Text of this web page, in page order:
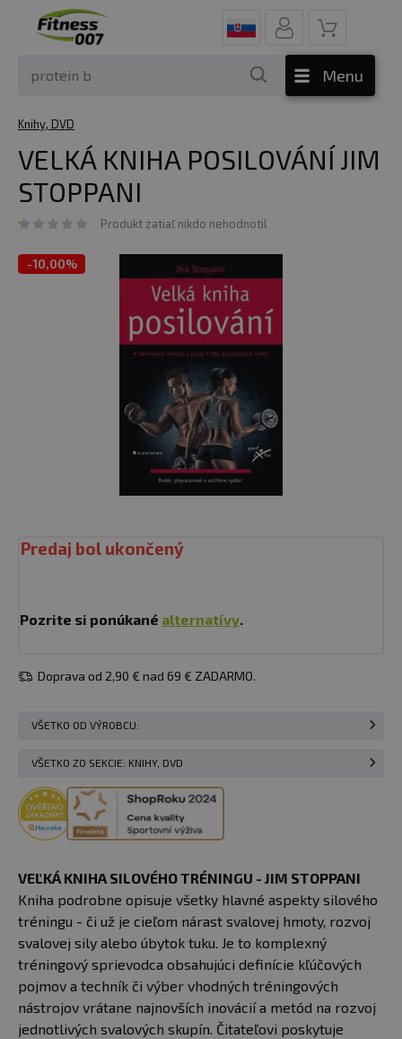
Menu
Knihy, DVD
VELKÁ KNIHA POSILOVÁNÍ JIM
STOPPANI
Produkt zatiaľ nikdo nehodnotil
-10,00%
Predaj bol ukončený
Pozrite si ponúkané alternatívy.
Doprava od 2,90 € nad 69 € ZADARMO.
VŠETKO OD VÝROBCU:
VŠETKO ZO SEKCIE: KNIHY, DVD
VEĽKÁ KNIHA SILOVÉHO TRÉNINGU - JIM STOPPANI
Kniha podrobne opisuje všetky hlavné aspekty silového
tréningu - či už je cieľom nárast svalovej hmoty, rozvoj
svalovej sily alebo úbytok tuku. Je to komplexný
tréningový sprievodca obsahujúci definície kľúčových
pojmov a techník či výber vhodných tréningových
nástrojov vrátane najnovších inovácií a metód na rozvoj
jednotlivých svalových skupín. Čitateľovi poskytuje